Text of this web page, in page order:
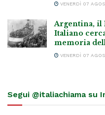
VENERDÌ 07
Argentina, il
Italiano
memoria
VENERDÌ 07
Segui @italiachiama su